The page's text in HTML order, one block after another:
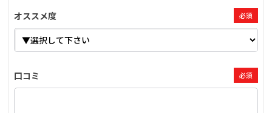
オススメ度 必須
口コミ 必須